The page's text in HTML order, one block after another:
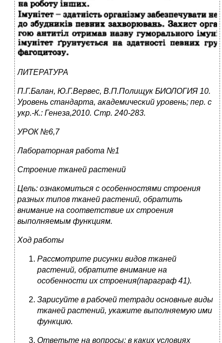
ЛИТЕРАТУРА
П.Г.Балан, Ю.Г.Вервес, В.П.Полищук БИОЛОГИЯ 10.
Уровень стандарта, академический уровень; пер. с
укр.-К.: Генеза,2010. Стр. 240-283.
УРОК №6,7
Лабораторная работа №1
Строение тканей растений
Цель: ознакомиться с особенностями строения
разных типов тканей растений, обратить
внимание на соответствие их строения
выполняемым функциям.
Ход работы
Рассмотрите рисунки видов тканей
растений, обратите внимание на
особенности их строения(параграф 41).
Зарисуйте в рабочей тетради основные виды
тканей растений, укажите выполняемую ими
функцию.
Ответьте на вопросы: в каких условиях